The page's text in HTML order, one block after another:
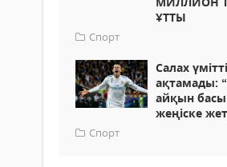
ҰТТЫ
Спорт
Салах үмітті
ақтамады:
айқын
жеңіске
Спорт